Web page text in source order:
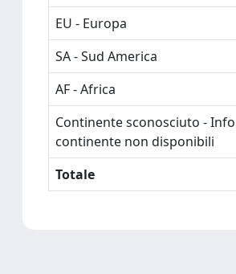
EU - Europa
SA - Sud America
AF - Africa
Continente sconosciuto -
continente non disponibili
Totale